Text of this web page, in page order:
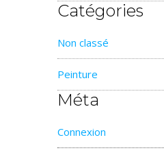
Catégories
Non classé
Peinture
Méta
Connexion